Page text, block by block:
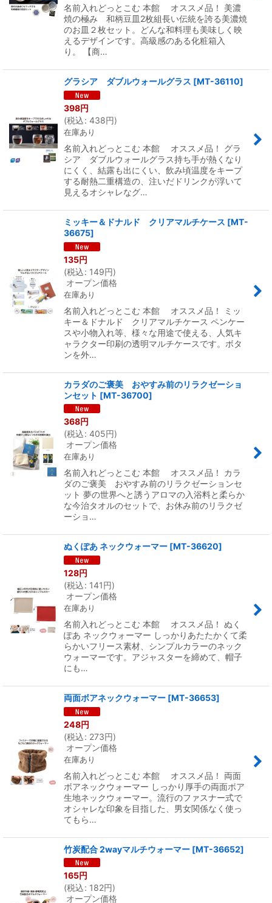
名前入れどっとこむ 本館 オススメ品！ 美濃
焼の極み 和柄豆皿2枚組長い伝統を誇る美濃焼
のお皿２枚セット。どんな和料理も美味しく映
えるデザインです。高級感のある化粧箱入
り。 【商…
グラシア ダブルウォールグラス [MT-36110]
398円
(税込: 438円)
在庫あり
名前入れどっとこむ 本館 オススメ品！ グラ
シア ダブルウォールグラス持ち手が熱くなり
にくく、結露も出にくい、飲み頃温度をキープ
する耐熱二重構造の、注いだドリンクが浮いて
見えるオシャレなグ…
ミッキー＆ドナルド クリアマルチケース [MT-
36675]
135円
(税込: 149円)
オープン価格
在庫あり
名前入れどっとこむ 本館 オススメ品！ ミッ
キー＆ドナルド クリアマルチケース ペンケー
スや小物入れ等、様々な用途で使える、人気キ
ャラクター印刷の透明マルチケースです。ボタ
ンを外…
カラダのご褒美 おやすみ前のリラクゼーショ
ンセット [MT-36700]
368円
(税込: 405円)
オープン価格
在庫あり
名前入れどっとこむ 本館 オススメ品！ カラ
ダのご褒美 おやすみ前のリラクゼーションセ
ット 夢の世界へと誘うアロマの入浴料と柔らか
な今治タオルのセットで、お休み前のリラクゼ
ーショ…
ぬくぽあ ネックウォーマー [MT-36620]
128円
(税込: 141円)
オープン価格
在庫あり
名前入れどっとこむ 本館 オススメ品！ ぬく
ぽあ ネックウォーマー しっかりあたたかくて柔
らかいフリース素材、シンプルカラーのネック
ウォーマーです。アジャスターを締めて、帽子
にも…
両面ボアネックウォーマー [MT-36653]
248円
(税込: 273円)
オープン価格
在庫あり
名前入れどっとこむ 本館 オススメ品！ 両面
ボアネックウォーマー しっかり厚手の両面ボア
生地ネックウォーマー。流行のファスナー式で
オシャレな印象を目指した、男女関係なく使っ
てもら…
竹炭配合 2wayマルチウォーマー [MT-36652]
165円
(税込: 182円)
オープン価格